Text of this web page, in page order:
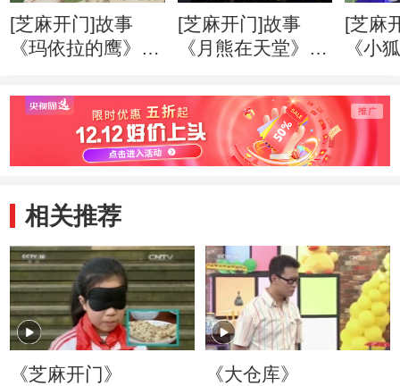
[芝麻开门]故事
《玛依拉的鹰》
[芝麻开门]故事
《月熊在天堂》
[芝麻
《小
相关推荐
《芝麻开门》
《大仓库》